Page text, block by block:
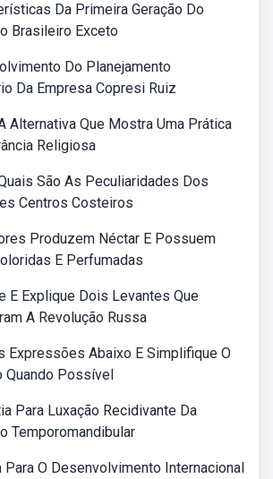
Da Primeira Geração Do
Brasileiro Exceto
Do Planejamento
Da Empresa Copresi Ruiz
Alternativa Que Mostra Uma Prática
Religiosa
São As Peculiaridades Dos
Centros Costeiros
Produzem Néctar E Possuem
E Perfumadas
E Explique Dois Levantes Que
A Revolução Russa
Expressões Abaixo E Simplifique O
Quando Possível
Para Luxação Recidivante Da
Temporomandibular
Para O Desenvolvimento Internacional